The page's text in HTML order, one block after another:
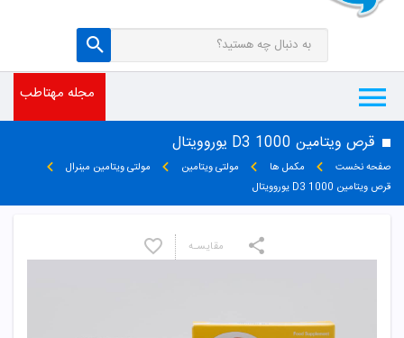
مجله مهتاطب
قرص ویتامین D3 1000 یوروویتال
صفحه نخست مکمل ها مولتی ویتامین
مولتی ویتامین مینرال
قرص ویتامین D3 1000 یوروویتال
مقایسـه